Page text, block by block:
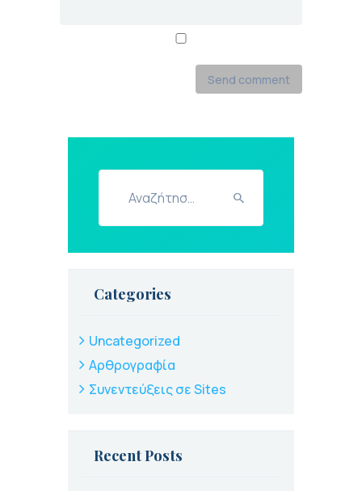
Αναζήτηση
Categories
Uncategorized
Αρθρογραφία
Συνεντεύξεις σε Sites
Recent Posts